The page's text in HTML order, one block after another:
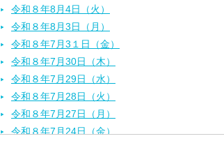
令和８年8月4日（火）
令和８年8月3日（月）
令和８年7月3１日（金）
令和８年7月30日（木）
令和８年7月29日（水）
令和８年7月28日（火）
令和８年7月27日（月）
令和８年7月24日（金）